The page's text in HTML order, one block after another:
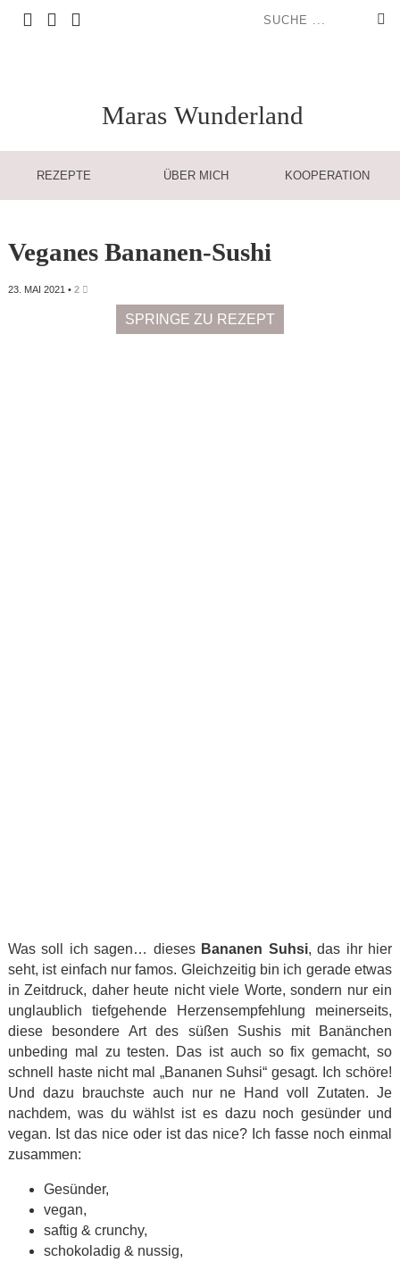
Maras Wunderland
REZEPTE ÜBER MICH KOOPERATION
Veganes Bananen-Sushi
23. MAI 2021 • 2
SPRINGE ZU REZEPT
Was soll ich sagen… dieses Bananen Suhsi, das ihr hier
seht, ist einfach nur famos. Gleichzeitig bin ich gerade etwas
in Zeitdruck, daher heute nicht viele Worte, sondern nur ein
unglaublich tiefgehende Herzensempfehlung meinerseits,
diese besondere Art des süßen Sushis mit Banänchen
unbeding mal zu testen. Das ist auch so fix gemacht, so
schnell haste nicht mal „Bananen Suhsi“ gesagt. Ich schöre!
Und dazu brauchste auch nur ne Hand voll Zutaten. Je
nachdem, was du wählst ist es dazu noch gesünder und
vegan. Ist das nice oder ist das nice? Ich fasse noch einmal
zusammen:
Gesünder,
vegan,
saftig & crunchy,
schokoladig & nussig,